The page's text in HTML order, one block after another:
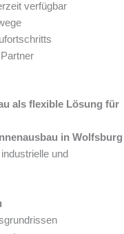
verfügbar
als flexible Lösung für
Innenausbau in Wolfsburg
und